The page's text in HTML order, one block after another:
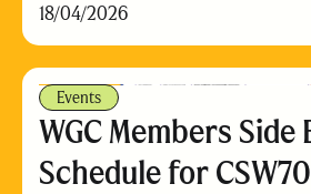
18/04/2026
Events
WGC Members Side
Schedule for CSW70